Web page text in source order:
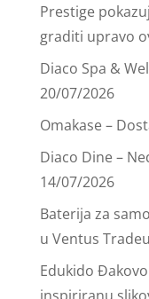
Prestige
graditi upravo
Diaco Spa &
20/07/2026
Omakase –
Diaco Dine –
14/07/2026
Baterija za
u Ventus Tradeu
Edukido